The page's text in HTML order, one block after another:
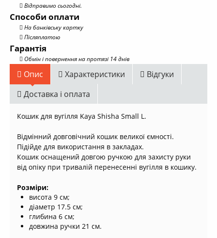
Відправимо сьогодні.
Способи оплати
На банківську картку
Післяплатою
Гарантія
Обмін і повернення на протязі 14 днів
Опис Характеристики
Відгуки
Доставка і оплата
Кошик для вугілля Kaya Shisha Small L.
Відмінний довговічний кошик великої ємності.
Підійде для використання в закладах.
Кошик оснащений довгою ручкою для захисту руки
від опіку при тривалій перенесенні вугілля в кошику.
Розміри:
висота 9 см;
діаметр 17.5 см;
глибина 6 см;
довжина ручки 21 см.